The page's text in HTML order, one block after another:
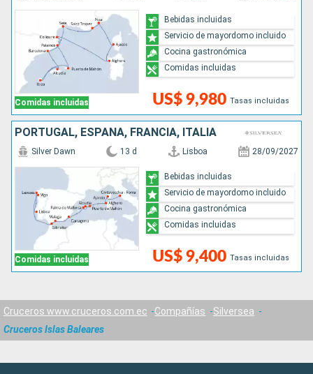
Comidas incluidas US$ 9,980 Tasas incluidas
Bebidas incluidas
Servicio de mayordomo incluido
Cocina gastronómica
Comidas incluidas
PORTUGAL, ESPAÑA, FRANCIA, ITALIA
Comidas incluidas
Silver Dawn 13 d Lisboa 28/09/2027
US$ 9,400 Tasas incluidas
Bebidas incluidas
Servicio de mayordomo incluido
Cocina gastronómica
Comidas incluidas
Cruceros www.cruceros.com.ec Compañías
Silversea
Cruceros Islas Baleares